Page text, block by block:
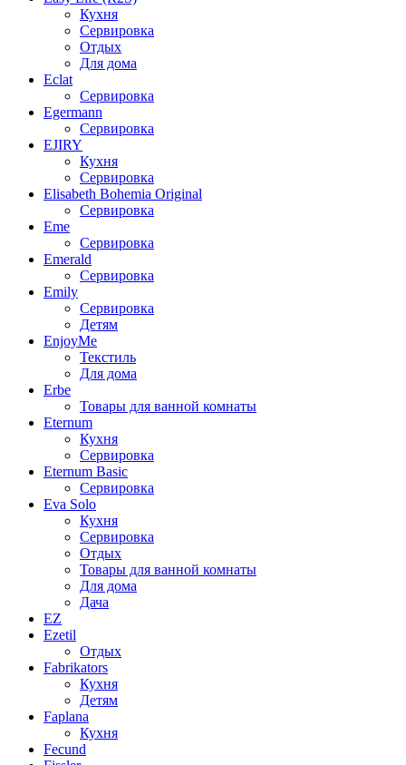
Кухня
Сервировка
Отдых
Для дома
Eclat
Сервировка
Egermann
Сервировка
EJIRY
Кухня
Сервировка
Elisabeth Bohemia Original
Сервировка
Eme
Сервировка
Emerald
Сервировка
Emily
Сервировка
Детям
EnjoyMe
Текстиль
Для дома
Erbe
Товары для ванной комнаты
Eternum
Кухня
Сервировка
Eternum Basic
Сервировка
Eva Solo
Кухня
Сервировка
Отдых
Товары для ванной комнаты
Для дома
Дача
EZ
Ezetil
Отдых
Fabrikators
Кухня
Детям
Faplana
Кухня
Fecund